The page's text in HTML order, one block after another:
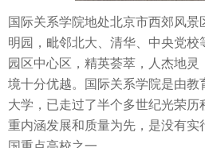
国际关系学院地处北京市西郊风景
明园，毗邻北大、清华、中央党
园区中心区，精英荟萃，人杰地
境十分优越。国际关系学院是由教
大学，已走过了半个多世纪光荣历
重内涵发展和质量为先，是没有实